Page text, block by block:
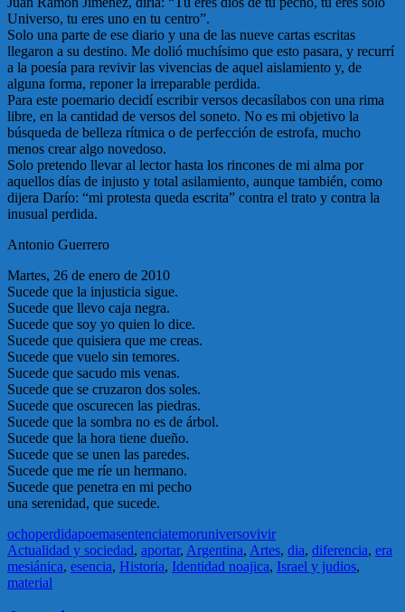
Universo, tu eres uno en tu centro”.
Solo una parte de ese diario y una de las nueve cartas escritas
llegaron a su destino. Me dolió muchísimo que esto pasara, y recurrí
a la poesía para revivir las vivencias de aquel aislamiento y, de
alguna forma, reponer la irreparable perdida.
Para este poemario decidí escribir versos decasílabos con una rima
libre, en la cantidad de versos del soneto. No es mi objetivo la
búsqueda de belleza rítmica o de perfección de estrofa, mucho
menos crear algo novedoso.
Solo pretendo llevar al lector hasta los rincones de mi alma por
aquellos días de injusto y total asilamiento, aunque también, como
dijera Darío: “mi protesta queda escrita” contra el trato y contra la
inusual perdida.
Antonio Guerrero
Martes, 26 de enero de 2010
Sucede que la injusticia sigue.
Sucede que llevo caja negra.
Sucede que soy yo quien lo dice.
Sucede que quisiera que me creas.
Sucede que vuelo sin temores.
Sucede que sacudo mis venas.
Sucede que se cruzaron dos soles.
Sucede que oscurecen las piedras.
Sucede que la sombra no es de árbol.
Sucede que la hora tiene dueño.
Sucede que se unen las paredes.
Sucede que me ríe un hermano.
Sucede que penetra en mi pecho
una serenidad, que sucede.
ochoperdidapoemasentenciatemoruniversovivir
Actualidad y sociedad, aportar, Argentina, Artes, dia, diferencia, era
mesiánica, esencia, Historia, Identidad noajica, Israel y judios,
material